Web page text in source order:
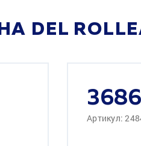
DEL
Артикул: